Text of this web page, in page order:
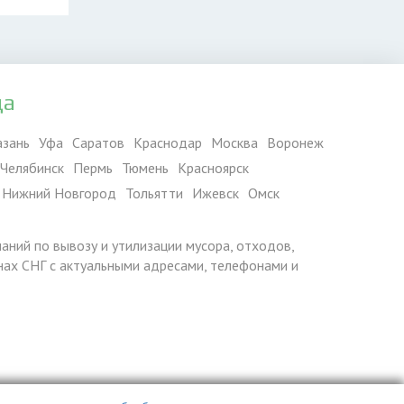
Уфа Саратов Краснодар Москва Воронеж
Челябинск Пермь Тюмень Красноярск
Нижний Новгород Тольятти Ижевск Омск
по вывозу и утилизации мусора, отходов,
СНГ с актуальными адресами, телефонами и